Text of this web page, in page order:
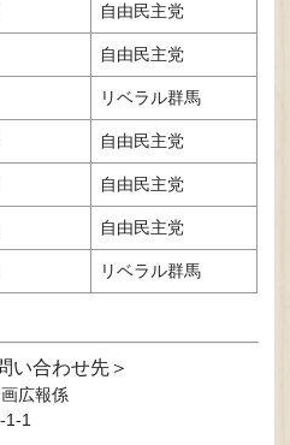
自由民主党
自由民主党
リベラル群馬
自由民主党
自由民主党
自由民主党
リベラル群馬
い合わせ先
広報係
1-1